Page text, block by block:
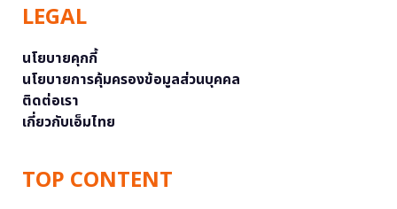
LEGAL
นโยบายคุกกี้
นโยบายการคุ้มครองข้อมูลส่วนบุคคล
ติดต่อเรา
เกี่ยวกับเอ็มไทย
TOP CONTENT